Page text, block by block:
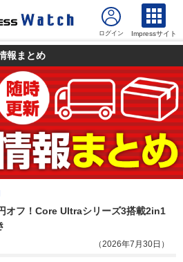
Impressサイト
報まとめ
オフ！Core Ultraシリーズ3搭載2in1
（2026年7月30日）